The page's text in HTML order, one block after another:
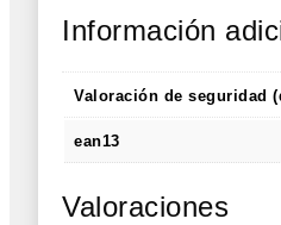
Información
Valoración de seguridad
ean13
Valoraciones